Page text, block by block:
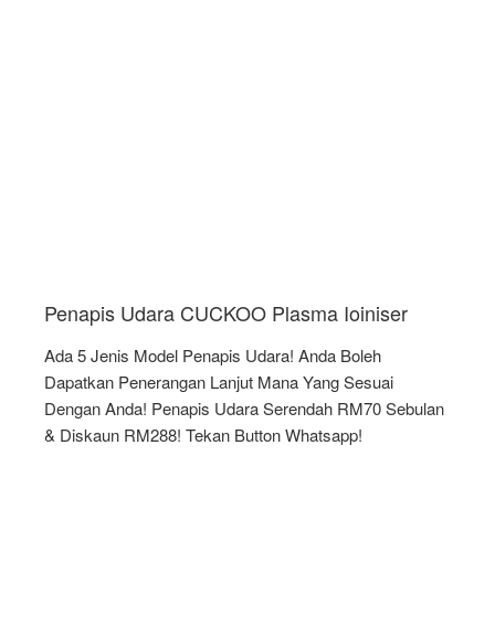
Penapis Udara CUCKOO Plasma Ioiniser
Ada 5 Jenis Model Penapis Udara! Anda Boleh
Dapatkan Penerangan Lanjut Mana Yang Sesuai
Dengan Anda! Penapis Udara Serendah RM70 Sebulan
& Diskaun RM288! Tekan Button Whatsapp!